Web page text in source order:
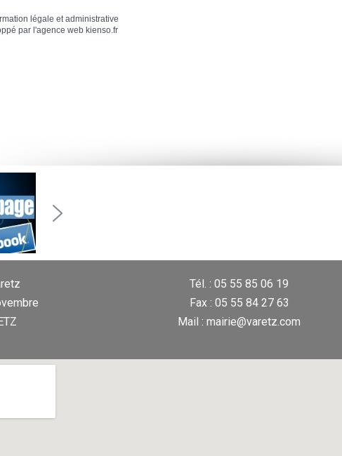
légale et administrative
par l'agence web kienso.fr
Tél. : 05 55 85 06 19
Fax : 05 55 84 27 63
Mail : mairie@varetz.com